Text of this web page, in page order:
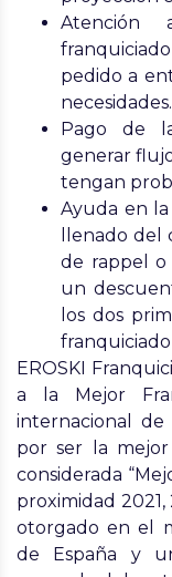
Atención
pedido a
necesidades.
Pago de
generar
tengan
Ayuda en
llenado
de rappel o
un
los dos
franquiciado
EROSKI
a la Mejor
internacional de
por ser la mejor
considerada
proximidad
otorgado en el
de España y